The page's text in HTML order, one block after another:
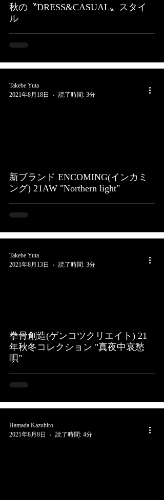
秋の〝DRESS&CASUAL〟スタイ
ル
新ブランド ENCOMING(インカミ
ング) 21AW "Northern light"
Takebe Yuta
2021年8月18日
読了時間: 3分
拳骨創造(ゲンコツクリエイト) 21
年秋冬コレクション "真夜中哀愁
唄"
Takebe Yuta
2021年8月13日
読了時間: 3分
Hamada Kazuhiro
2021年8月8日
読了時間: 4分